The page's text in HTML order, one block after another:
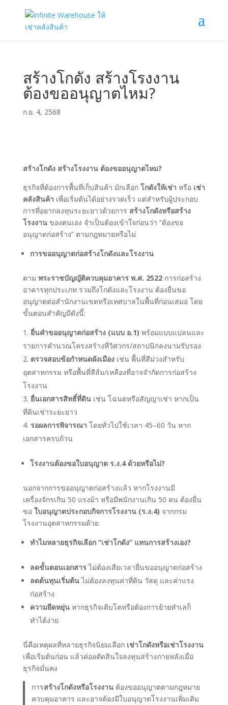
สร้างโกดัง สร้างโรงงาน
ต้องขออนุญาตไหม?
ก.ย. 4, 2568
สร้างโกดัง สร้างโรงงาน ต้องขออนุญาตไหม?
ธุรกิจที่ต้องการพื้นที่เก็บสินค้า มักเลือก โกดังให้เช่า หรือ เช่า
คลังสินค้า เพื่อเริ่มต้นได้อย่างรวดเร็ว แต่สำหรับผู้ประกอบ
การที่อยากลงทุนระยะยาวด้วยการ สร้างโกดังหรือสร้าง
โรงงานของตนเอง จำเป็นต้องเข้าใจก่อนว่า “ต้องขอ
อนุญาตก่อสร้าง” ตามกฎหมายหรือไม่
การขออนุญาตก่อสร้างโกดังและโรงงาน
ตาม พระราชบัญญัติควบคุมอาคาร พ.ศ. 2522การก่อสร้าง
อาคารทุกประเภท รวมถึงโกดังและโรงงาน ต้องยื่นขอ
อนุญาตต่อสำนักงานเขตหรือเทศบาลในพื้นที่ก่อนเสมอ โดย
ขั้นตอนสำคัญมีดังนี้:
ยื่นคำขออนุญาตก่อสร้าง (แบบ อ.1) พร้อมแบบแปลนและ
รายการคำนวณโครงสร้างที่วิศวกร/สถาปนิกลงนามรับรอง
ตรวจสอบข้อกำหนดผังเมืองเช่น พื้นที่สีม่วงสำหรับ
อุตสาหกรรม หรือพื้นที่สีส้ม/เหลืองที่อาจจำกัดการก่อสร้าง
โรงงาน
ยื่นเอกสารสิทธิ์ที่ดินเช่น โฉนดหรือสัญญาเช่า หากเป็น
ที่ดินเช่าระยะยาว
รอผลการพิจารณา โดยทั่วไปใช้เวลา 45–60 วัน หาก
เอกสารครบถ้วน
โรงงานต้องขอใบอนุญาต ร.ง.4 ด้วยหรือไม่?
นอกจากการขออนุญาตก่อสร้างแล้ว หากโรงงานมี
เครื่องจักรเกิน 50 แรงม้า หรือมีพนักงานเกิน 50 คน ต้องยื่น
ขอ ใบอนุญาตประกอบกิจการโรงงาน (ร.ง.4) จากกรม
โรงงานอุตสาหกรรมด้วย
ทำไมหลายธุรกิจเลือก “เช่าโกดัง” แทนการสร้างเอง?
ลดขั้นตอนเอกสารไม่ต้องเสียเวลายื่นขออนุญาตก่อสร้าง
ลดต้นทุนเริ่มต้นไม่ต้องลงทุนค่าที่ดิน วัสดุ และค่าแรง
ก่อสร้าง
ความยืดหยุ่นหากธุรกิจเติบโตหรือต้องการย้ายทำเลก็
ทำได้ง่าย
นี่คือเหตุผลที่หลายธุรกิจนิยมเลือก เช่าโกดังหรือเช่าโรงงาน
เพื่อเริ่มต้นก่อน แล้วค่อยตัดสินใจลงทุนสร้างภายหลังเมื่อ
ธุรกิจมั่นคง
การสร้างโกดังหรือโรงงาน ต้องขออนุญาตตามกฎหมาย
ควบคุมอาคาร และอาจต้องมีใบอนุญาตโรงงานเพิ่มเติม